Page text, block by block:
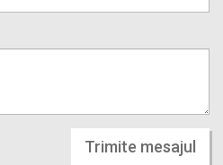
Trimite mesajul